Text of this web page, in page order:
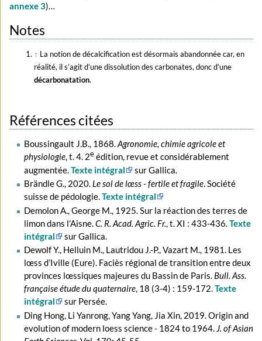
annexe 3)…
Notes
↑ La notion de décalcification est désormais abandonnée car, en
réalité, il s’agit d’une dissolution des carbonates, donc d’une
décarbonatation.
Références citées
Boussingault J.B., 1868.Agronomie, chimie agricole et
physiologie, t. 4. 2eédition, revue et considérablement
augmentée. Texte intégral
sur Gallica.
Brändle G., 2020. Le sol de lœss - fertile et fragile. Société
suisse de pédologie.Texte intégral
Demolon A., George M., 1925. Sur la réaction des terres de
limon dans l’Aisne. C. R. Acad. Agric. Fr. , t. XI : 433-436. Texte
intégral
sur Gallica.
Dewolf Y., Helluin M., Lautridou J.-P., Vazart M., 1981. Les
lœss d’Iville (Eure). Faciès régional de transition entre deux
provinces lœssiques majeures du Bassin de Paris. Bull. Ass.
française étude du quaternaire, 18 (3-4) : 159-172.Texte
intégral
sur Persée.
Ding Hong, Li Yanrong, Yang Yang, Jia Xin, 2019. Origin and
evolution of modern loess science - 1824 to 1964. J. of Asian